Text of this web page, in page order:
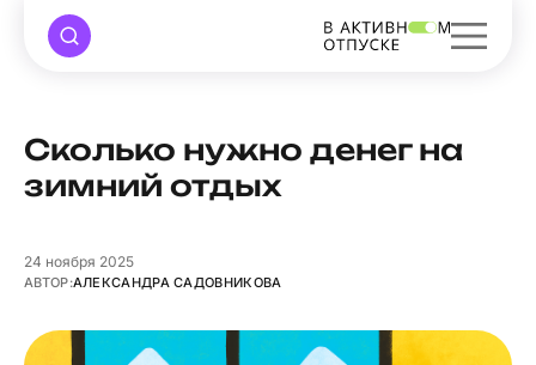
Сколько нужно денег на
зимний отдых
24 ноября 2025
АВТОР:АЛЕКСАНДРА САДОВНИКОВА